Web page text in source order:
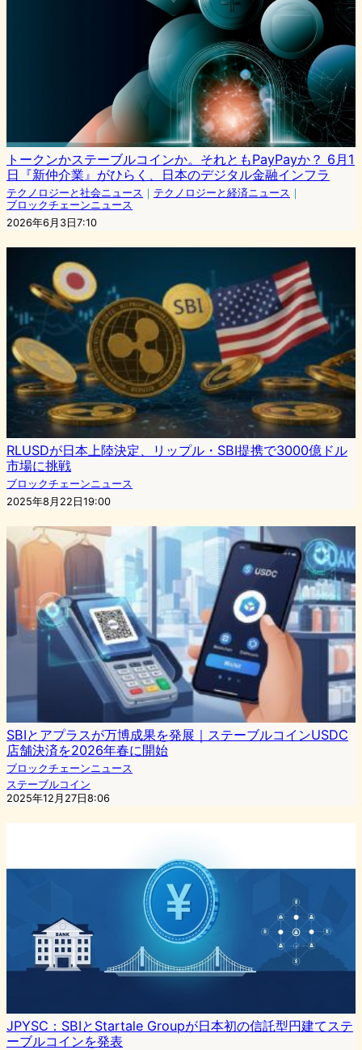
トークンかステーブルコインか。それともPayPayか？ 6月1
日『新仲介業』がひらく、日本のデジタル金融インフラ
テクノロジーと社会ニュース ｜ テクノロジーと経済ニュース ｜
ブロックチェーンニュース
2026年6月3日7:10
RLUSDが日本上陸決定、リップル・SBI提携で3000億ドル
市場に挑戦
ブロックチェーンニュース
2025年8月22日19:00
SBIとアプラスが万博成果を発展｜ステーブルコインUSDC
店舗決済を2026年春に開始
ブロックチェーンニュース
ステーブルコイン
2025年12月27日8:06
JPYSC：SBIとStartale Groupが日本初の信託型円建てステ
ーブルコインを発表